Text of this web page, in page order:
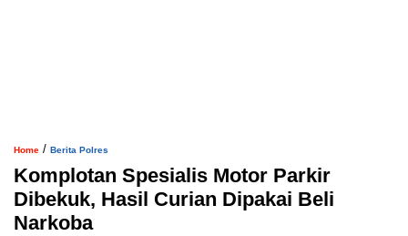
Home / Berita Polres
Komplotan Spesialis Motor Parkir
Dibekuk, Hasil Curian Dipakai Beli
Narkoba